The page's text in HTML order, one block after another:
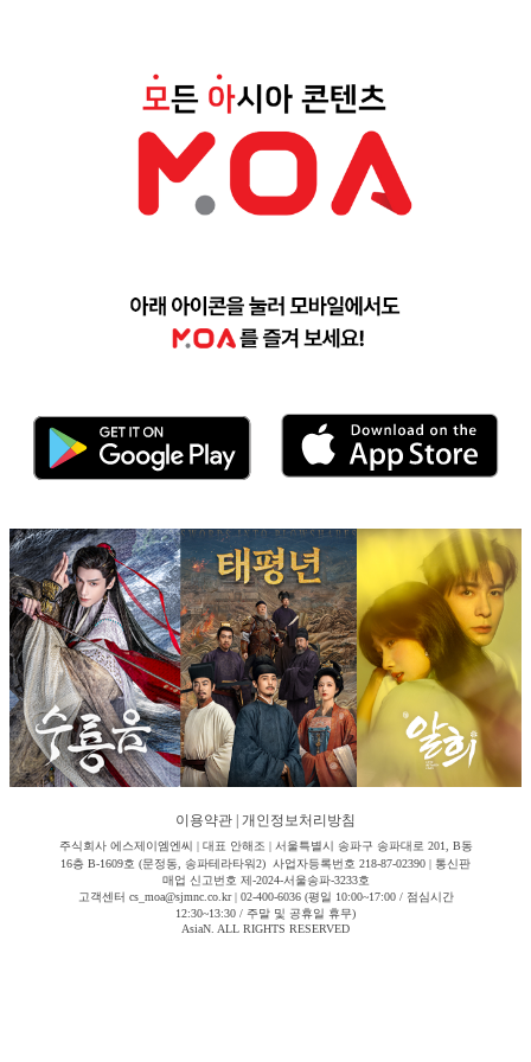
이용약관 개인정보처리방침
주식회사 에스제이엠엔씨 | 대표 안해조 | 서울특별시 송파구 송파대로 201, B동
16층 B-1609호 (문정동, 송파테라타워2) 사업자등록번호 218-87-02390 | 통신판
매업 신고번호 제-2024-서울송파-3233호
고객센터 cs_moa@sjmnc.co.kr | 02-400-6036 (평일 10:00~17:00 / 점심시간
12:30~13:30 / 주말 및 공휴일 휴무)
AsiaN. ALL RIGHTS RESERVED